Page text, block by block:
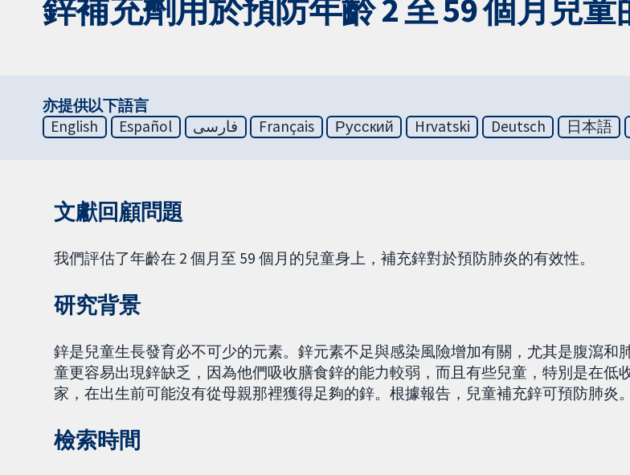
鋅補充劑用於預防年齡 2 至 59 個月兒童
亦提供以下語言
English
Español فارسی Français Русский Hrvatski Deutsch 日本語
文獻回顧問題
我們評估了年齡在 2 個月至 59 個月的兒童身上，補充鋅對於預防肺炎的有效性。
研究背景
鋅是兒童生長發育必不可少的元素。鋅元素不足與感染風險增加有關，尤其是腹瀉和
童更容易出現鋅缺乏，因為他們吸收膳食鋅的能力較弱，而且有些兒童，特別是在低
家，在出生前可能沒有從母親那裡獲得足夠的鋅。根據報告，兒童補充鋅可預防肺炎。
檢索時間